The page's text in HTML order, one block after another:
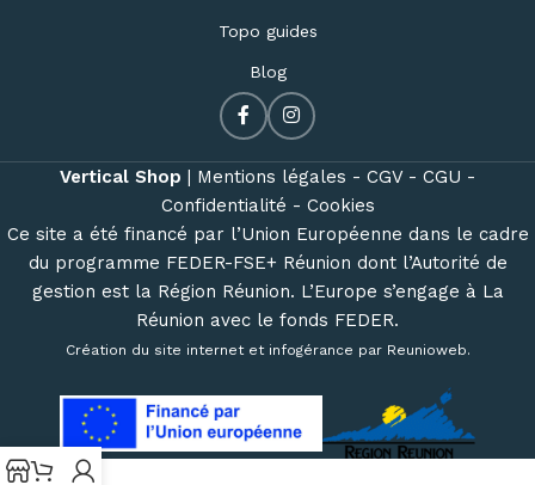
Topo guides
Blog
Vertical Shop Mentions légales - CGV - CGU -
Confidentialité - Cookies
Ce site a été financé par l’Union Européenne dans le cadre
du programme FEDER-FSE+ Réunion dont l’Autorité de
gestion est la Région Réunion. L’Europe s’engage à La
Réunion avec le fonds FEDER.
Création du site internet et infogérance par Reunioweb.